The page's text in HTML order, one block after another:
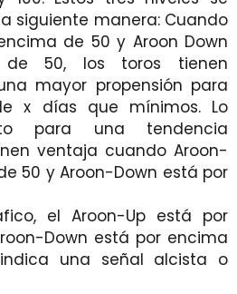
siguiente manera: Cuando
de 50 y Aroon Down
50, los toros tienen
mayor propensión para
x días que mínimos. Lo
para una tendencia
ventaja cuando Aroon-
50 y Aroon-Down está por
el Aroon-Up está por
Down está por encima
una señal alcista o